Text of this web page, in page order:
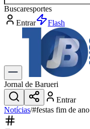
Buscaresportes
Entrar
Flash
Jornal de Barueri
Entrar
Notícias/#festas fim de ano